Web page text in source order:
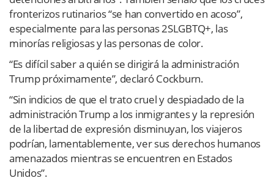
fronterizos rutinarios “se han convertido en acoso”,
especialmente para las personas 2SLGBTQ+, las
minorías religiosas y las personas de color.
“Es difícil saber a quién se dirigirá la administración
Trump próximamente”, declaró Cockburn.
“Sin indicios de que el trato cruel y despiadado de la
administración Trump a los inmigrantes y la represión
de la libertad de expresión disminuyan, los viajeros
podrían, lamentablemente, ver sus derechos humanos
amenazados mientras se encuentren en Estados
Unidos”.